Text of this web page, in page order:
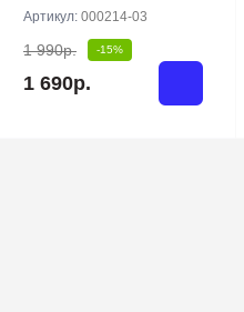
Артикул: 000214-03
1 990р. -15%
1 690р.